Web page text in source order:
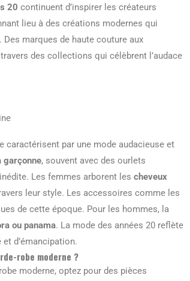
20 continuent d’inspirer les créateurs
lieu à des créations modernes qui
marques de haute couture aux
des collections qui célèbrent l’audace
caractérisent par une mode audacieuse et
garçonne, souvent avec des ourlets
Les femmes arborent les cheveux
leur style. Les accessoires comme les
de cette époque. Pour les hommes, la
ou panama. La mode des années 20 reflète
d’émancipation.
robe moderne ?
moderne, optez pour des pièces